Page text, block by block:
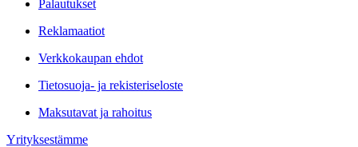
Palautukset
Reklamaatiot
Verkkokaupan ehdot
Tietosuoja- ja rekisteriseloste
Maksutavat ja rahoitus
Yrityksestämme